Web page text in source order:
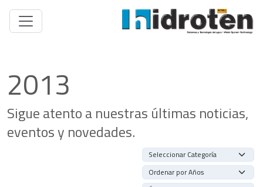
2013
Sigue atento a nuestras últimas noticias,
eventos y novedades.